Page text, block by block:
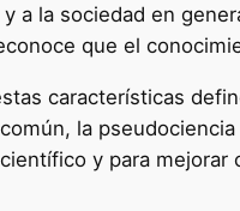
a la sociedad en
que el
características
la
y para mejorar